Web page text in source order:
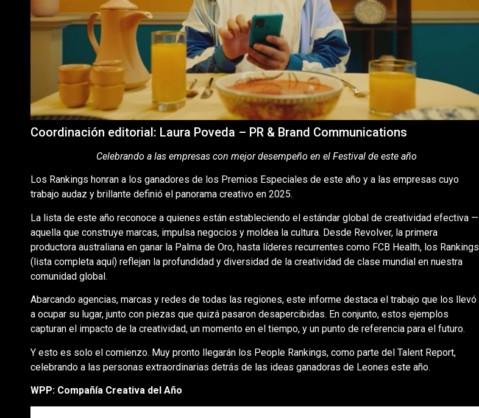
Coordinación editorial: Laura Poveda – PR & Brand Communications
Celebrando a las empresas con mejor desempeño en el Festival de este año
Los Rankings honran a los ganadores de los Premios Especiales de este año y a las empresas cuyo
trabajo audaz y brillante definió el panorama creativo en 2025.
La lista de este año reconoce a quienes están estableciendo el estándar global de creatividad efectiva —
aquella que construye marcas, impulsa negocios y moldea la cultura. Desde Revolver, la primera
productora australiana en ganar la Palma de Oro, hasta líderes recurrentes como FCB Health, los Rankings
(lista completa aquí) reflejan la profundidad y diversidad de la creatividad de clase mundial en nuestra
comunidad global.
Abarcando agencias, marcas y redes de todas las regiones, este informe destaca el trabajo que los llevó
a ocupar su lugar, junto con piezas que quizá pasaron desapercibidas. En conjunto, estos ejemplos
capturan el impacto de la creatividad, un momento en el tiempo, y un punto de referencia para el futuro.
Y esto es solo el comienzo. Muy pronto llegarán los People Rankings, como parte del Talent Report,
celebrando a las personas extraordinarias detrás de las ideas ganadoras de Leones este año.
WPP: Compañía Creativa del Año